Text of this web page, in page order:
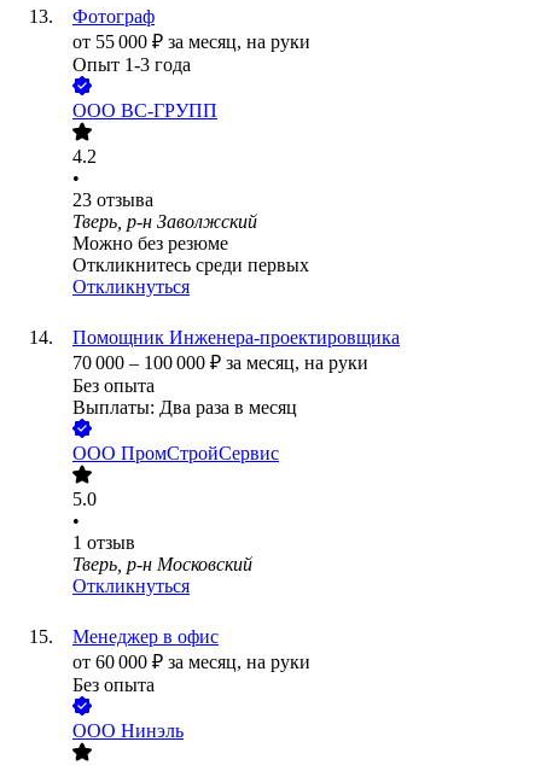
Фотограф
от 55 000 ₽ за месяц, на руки
Опыт 1-3 года
ООО ВС-ГРУПП
4.2
•
23 отзыва
Тверь, р-н Заволжский
Можно без резюме
Откликнитесь среди первых
Откликнуться
Помощник Инженера-проектировщика
70 000 – 100 000 ₽ за месяц, на руки
Без опыта
Выплаты: Два раза в месяц
ООО ПромСтройСервис
5.0
•
1 отзыв
Тверь, р-н Московский
Откликнуться
Менеджер в офис
от 60 000 ₽ за месяц, на руки
Без опыта
ООО Нинэль